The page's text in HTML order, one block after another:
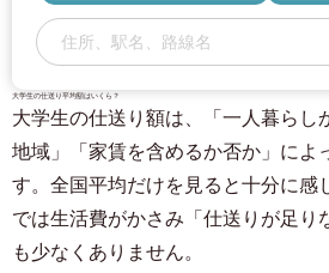
大学生の仕送り平均額はいくら？
大学生の仕送り額は、「一人暮らし
地域」「家賃を含めるか否か」によ
す。全国平均だけを見ると十分に感
では生活費がかさみ「仕送りが足り
も少なくありません。